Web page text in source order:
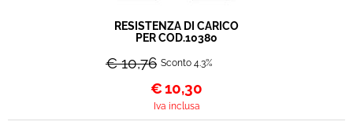
RESISTENZA DI CARICO
PER COD.10380
€ 10,76 Sconto 4.3%
€10,30
Iva inclusa